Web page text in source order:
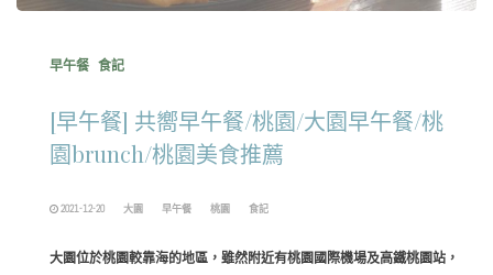
早午餐 食記
[早午餐] 共嚮早午餐/桃園/大園早午餐/桃
園brunch/桃園美食推薦
2021-12-20 大園 早午餐 桃園 食記
大園位於桃園較靠海的地區，雖然附近有桃園國際機場及高鐵桃園站，